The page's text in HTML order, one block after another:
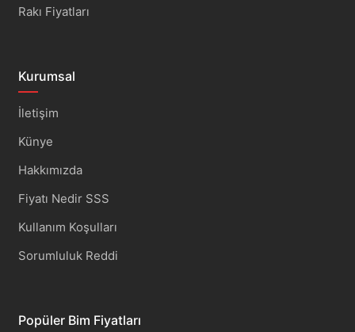
Rakı Fiyatları
Kurumsal
İletişim
Künye
Hakkımızda
Fiyatı Nedir SSS
Kullanım Koşulları
Sorumluluk Reddi
Popüler Bim Fiyatları